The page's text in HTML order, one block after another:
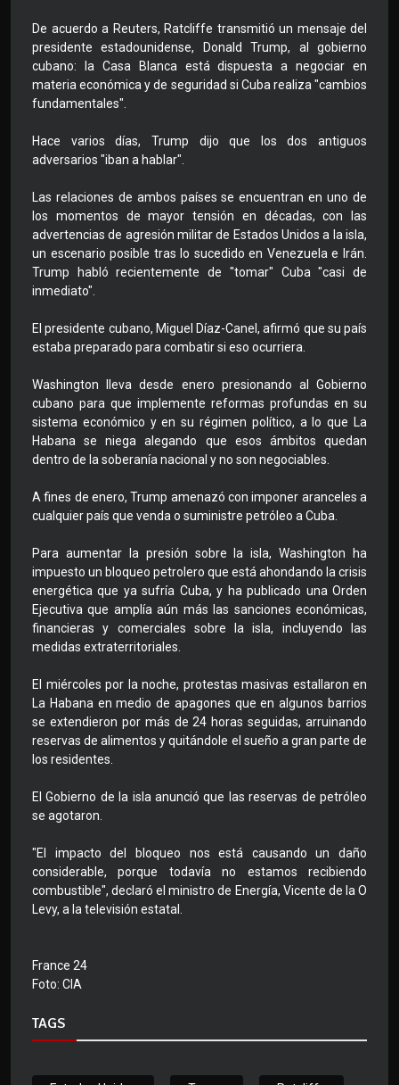
De acuerdo a Reuters, Ratcliffe transmitió un mensaje del
presidente estadounidense, Donald Trump, al gobierno
cubano: la Casa Blanca está dispuesta a negociar en
materia económica y de seguridad si Cuba realiza "cambios
fundamentales".
Hace varios días, Trump dijo que los dos antiguos
adversarios "iban a hablar".
Las relaciones de ambos países se encuentran en uno de
los momentos de mayor tensión en décadas, con las
advertencias de agresión militar de Estados Unidos a la isla,
un escenario posible tras lo sucedido en Venezuela e Irán.
Trump habló recientemente de "tomar" Cuba "casi de
inmediato".
El presidente cubano, Miguel Díaz-Canel, afirmó que su país
estaba preparado para combatir si eso ocurriera.
Washington lleva desde enero presionando al Gobierno
cubano para que implemente reformas profundas en su
sistema económico y en su régimen político, a lo que La
Habana se niega alegando que esos ámbitos quedan
dentro de la soberanía nacional y no son negociables.
A fines de enero, Trump amenazó con imponer aranceles a
cualquier país que venda o suministre petróleo a Cuba.
Para aumentar la presión sobre la isla, Washington ha
impuesto un bloqueo petrolero que está ahondando la crisis
energética que ya sufría Cuba, y ha publicado una Orden
Ejecutiva que amplía aún más las sanciones económicas,
financieras y comerciales sobre la isla, incluyendo las
medidas extraterritoriales.
El miércoles por la noche, protestas masivas estallaron en
La Habana en medio de apagones que en algunos barrios
se extendieron por más de 24 horas seguidas, arruinando
reservas de alimentos y quitándole el sueño a gran parte de
los residentes.
El Gobierno de la isla anunció que las reservas de petróleo
se agotaron.
"El impacto del bloqueo nos está causando un daño
considerable, porque todavía no estamos recibiendo
combustible", declaró el ministro de Energía, Vicente de la O
Levy, a la televisión estatal.
France 24
Foto: CIA
TAGS